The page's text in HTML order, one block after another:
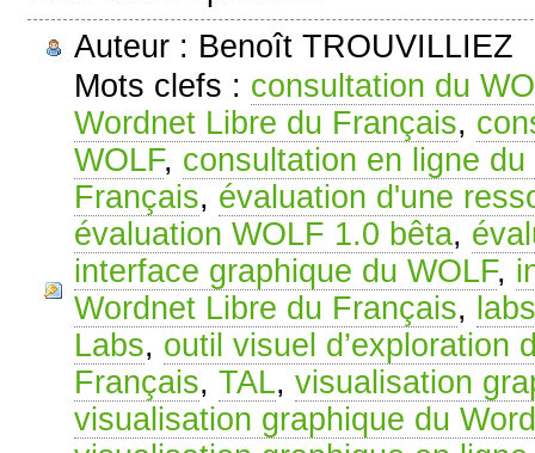
Auteur : Benoît TROUVILLIEZ
Mots clefs : consultation du
Wordnet Libre du Français,
WOLF, consultation en ligne
Français, évaluation d'une
évaluation WOLF 1.0 bêta,
interface graphique du WOLF,
Wordnet Libre du Français,
Labs, outil visuel d’exploration
Français, TAL, visualisation
visualisation graphique du